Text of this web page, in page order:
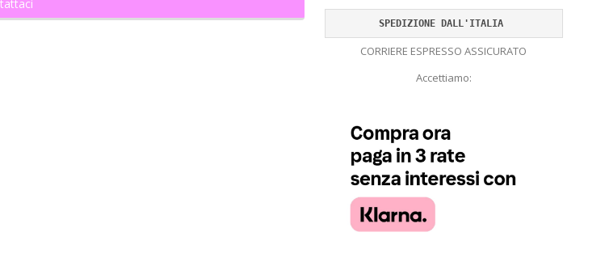
SPEDIZIONE DALL'ITALIA
CORRIERE ESPRESSO ASSICURATO
Accettiamo: